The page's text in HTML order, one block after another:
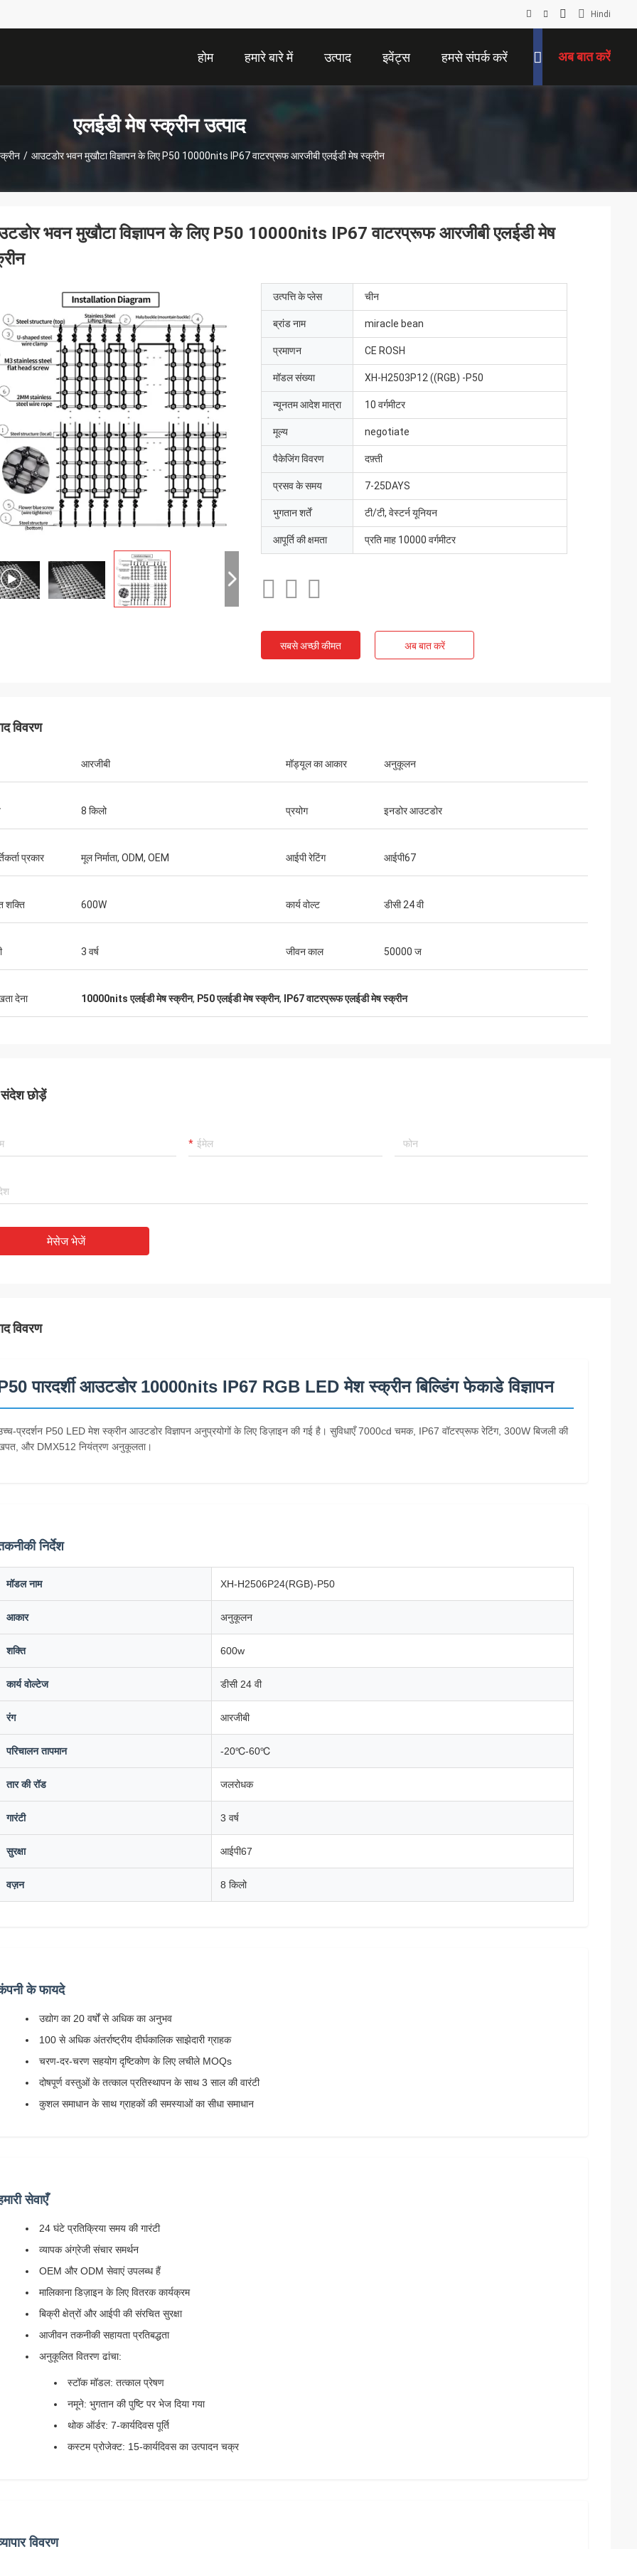
Hindi
होम हमारे बारे में उत्पाद इवेंट्स हमसे संपर्क करें अब बात करें
एलईडी मेष स्क्रीन उत्पाद
/ आउटडोर भवन मुखौटा विज्ञापन के लिए P50 10000nits IP67 वाटरप्रूफ आरजीबी एलईडी मेष स्क्रीन
भवन मुखौटा विज्ञापन के लिए P50 10000nits IP67 वाटरप्रूफ आरजीबी एलईडी मेष
उत्पत्ति के प्लेस चीन
ब्रांड नाम miracle bean
प्रमाणन CE ROSH
मॉडल संख्या XH-H2503P12 ((RGB) -P50
न्यूनतम आदेश मात्रा 10 वर्गमीटर
मूल्य negotiate
पैकेजिंग विवरण दफ़्ती
प्रसव के समय 7-25DAYS
भुगतान शर्तें टी/टी, वेस्टर्न यूनियन
आपूर्ति की क्षमता प्रति माह 10000 वर्गमीटर
सबसे अच्छी कीमत अब बात करें
विवरण
आरजीबी मॉड्यूल का आकार अनुकूलन
8 किलो प्रयोग इनडोर आउटडोर
प्रकार मूल निर्माता, ODM, OEM आईपी ​​रेटिंग आईपी67
शक्ति 600W कार्य वोल्ट डीसी 24 वी
3 वर्ष जीवन काल 50000 ज
देना 10000nits एलईडी मेष स्क्रीन, P50 एलईडी मेष स्क्रीन, IP67 वाटरप्रूफ एलईडी मेष स्क्रीन
छोड़ें
मेसेज भेजें
विवरण
पारदर्शी आउटडोर 10000nits IP67 RGB LED मेश स्क्रीन बिल्डिंग फेकाडे विज्ञापन
प्रदर्शन P50 LED मेश स्क्रीन आउटडोर विज्ञापन अनुप्रयोगों के लिए डिज़ाइन की गई है। सुविधाएँ 7000cd चमक, IP67 वॉटरप्रूफ रेटिंग, 300W बिजली की
और DMX512 नियंत्रण अनुकूलता।
निर्देश
मॉडल नाम XH-H2506P24(RGB)-P50
आकार अनुकूलन
शक्ति 600w
कार्य वोल्टेज डीसी 24 वी
रंग आरजीबी
परिचालन तापमान -20℃-60℃
तार की रॉड जलरोधक
गारंटी 3 वर्ष
सुरक्षा आईपी67
वज़न 8 किलो
के फायदे
उद्योग का 20 वर्षों से अधिक का अनुभव
100 से अधिक अंतर्राष्ट्रीय दीर्घकालिक साझेदारी ग्राहक
चरण-दर-चरण सहयोग दृष्टिकोण के लिए लचीले MOQs
दोषपूर्ण वस्तुओं के तत्काल प्रतिस्थापन के साथ 3 साल की वारंटी
कुशल समाधान के साथ ग्राहकों की समस्याओं का सीधा समाधान
सेवाएँ
24 घंटे प्रतिक्रिया समय की गारंटी
व्यापक अंग्रेजी संचार समर्थन
OEM और ODM सेवाएं उपलब्ध हैं
मालिकाना डिज़ाइन के लिए वितरक कार्यक्रम
बिक्री क्षेत्रों और आईपी की संरचित सुरक्षा
आजीवन तकनीकी सहायता प्रतिबद्धता
अनुकूलित वितरण ढांचा:
स्टॉक मॉडल: तत्काल प्रेषण
नमूने: भुगतान की पुष्टि पर भेज दिया गया
थोक ऑर्डर: 7-कार्यदिवस पूर्ति
कस्टम प्रोजेक्ट: 15-कार्यदिवस का उत्पादन चक्र
विवरण